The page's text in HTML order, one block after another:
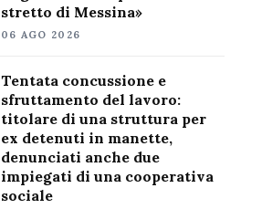
stretto di Messina»
06 AGO 2026
Tentata concussione e
sfruttamento del lavoro:
titolare di una struttura per
ex detenuti in manette,
denunciati anche due
impiegati di una cooperativa
sociale